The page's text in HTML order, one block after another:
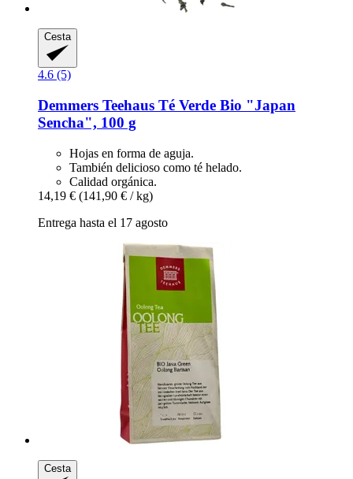
Cesta
4.6 (5)
Demmers Teehaus Té Verde Bio "Japan
Sencha", 100 g
Hojas en forma de aguja.
También delicioso como té helado.
Calidad orgánica.
14,19 € (141,90 € / kg)
Entrega hasta el 17 agosto
Cesta